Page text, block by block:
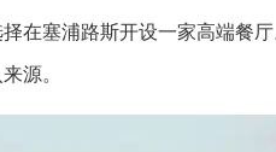
在塞浦路斯开设一家高端餐
源。